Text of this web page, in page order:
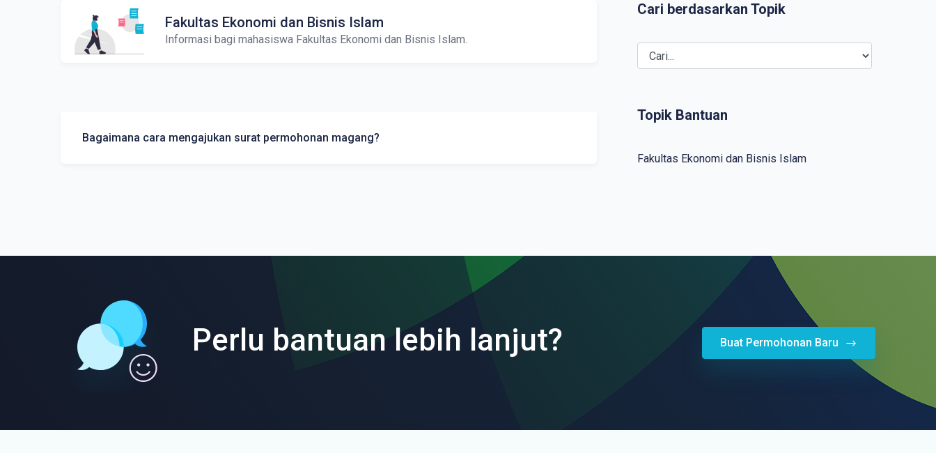
Fakultas Ekonomi dan Bisnis Islam
Informasi bagi mahasiswa Fakultas Ekonomi dan Bisnis Islam.
Bagaimana cara mengajukan surat permohonan magang?
Cari berdasarkan Topik
Topik Bantuan
Fakultas Ekonomi dan Bisnis Islam
Perlu bantuan lebih lanjut? Buat Permohonan Baru